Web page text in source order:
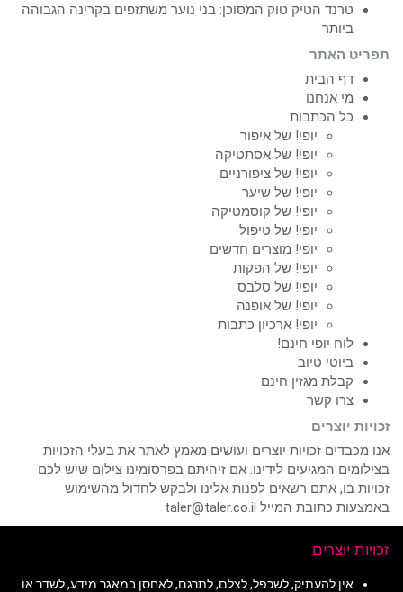
טרנד הטיק טוק המסוכן: בני נוער משתזפים בקרינה הגבוהה
ביותר
תפריט האתר
דף הבית
מי אנחנו
כל הכתבות
יופי! של איפור
יופי! של אסתטיקה
יופי! של ציפורניים
יופי! של שיער
יופי! של קוסמטיקה
יופי! של טיפול
יופי! מוצרים חדשים
יופי! של הפקות
יופי! של סלבס
יופי! של אופנה
יופי! ארכיון כתבות
לוח יופי חינם!
ביוטי טיוב
קבלת מגזין חינם
צרו קשר
זכויות יוצרים
אנו מכבדים זכויות יוצרים ועושים מאמץ לאתר את בעלי הזכויות
בצילומים המגיעים לידינו. אם זיהיתם בפרסומינו צילום שיש לכם
זכויות בו, אתם רשאים לפנות אלינו ולבקש לחדול מהשימוש
באמצעות כתובת המייל taler@taler.co.il
זכויות יוצרים
אין להעתיק, לשכפל, לצלם, לתרגם, לאחסן במאגר מידע, לשדר או